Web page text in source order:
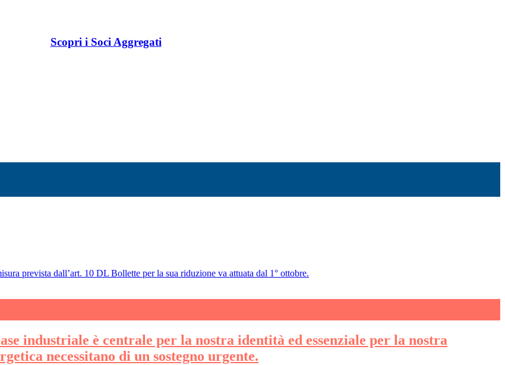
Scopri i Soci Aggregati
prevista dall’art. 10 DL Bollette per la sua riduzione va attuata dal 1° ottobre.
industriale è centrale per la nostra identità ed essenziale per la nostra
necessitano di un sostegno urgente.